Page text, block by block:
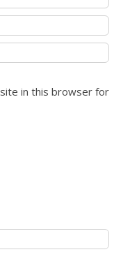
in this browser for